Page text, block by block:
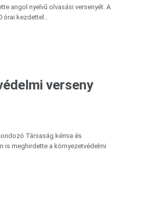
angol nyelvű olvasási versenyét. A
órai kezdettel…
verseny
Társaság kémia és
is meghirdette a környezetvédelmi